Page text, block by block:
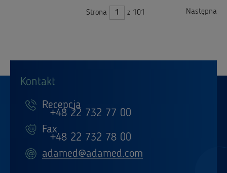
Strona z 101 Następna
Kontakt
Recepcja
+48 22 732 77 00
Fax
+48 22 732 78 00
adamed@adamed.com